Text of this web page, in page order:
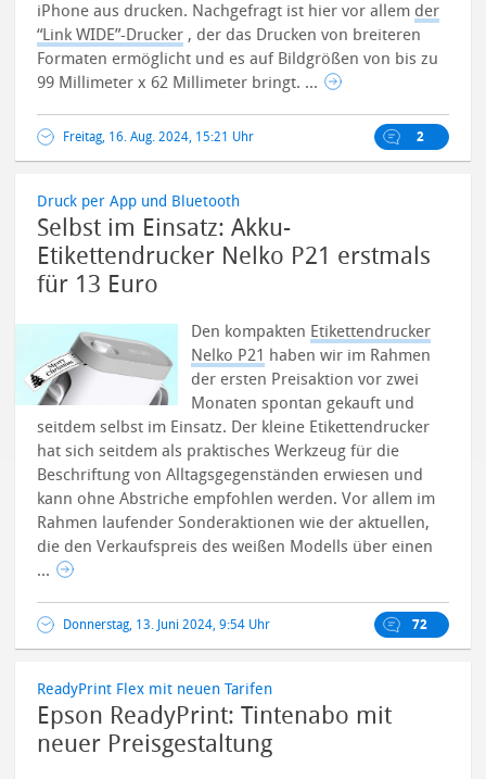
iPhone aus drucken. Nachgefragt ist hier vor allem der
“Link WIDE”-Drucker , der das Drucken von breiteren
Formaten ermöglicht und es auf Bildgrößen von bis zu
99 Millimeter x 62 Millimeter bringt. ...
Freitag, 16. Aug. 2024, 15:21 Uhr 2
Druck per App und Bluetooth
Selbst im Einsatz: Akku-
Etikettendrucker Nelko P21 erstmals
für 13 Euro
Den kompakten Etikettendrucker
Nelko P21 haben wir im Rahmen
der ersten Preisaktion vor zwei
Monaten spontan gekauft und
seitdem selbst im Einsatz. Der kleine Etikettendrucker
hat sich seitdem als praktisches Werkzeug für die
Beschriftung von Alltagsgegenständen erwiesen und
kann ohne Abstriche empfohlen werden.Vor allem im
Rahmen laufender Sonderaktionen wie der aktuellen,
die den Verkaufspreis des weißen Modells über einen
...
Donnerstag, 13. Juni 2024, 9:54 Uhr 72
ReadyPrint Flex mit neuen Tarifen
Epson ReadyPrint: Tintenabo mit
neuer Preisgestaltung